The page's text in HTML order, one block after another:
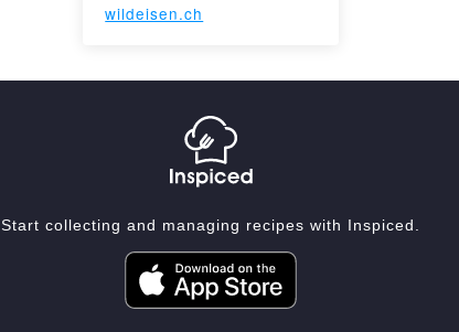
wildeisen.ch
Start collecting and managing recipes with Inspiced.